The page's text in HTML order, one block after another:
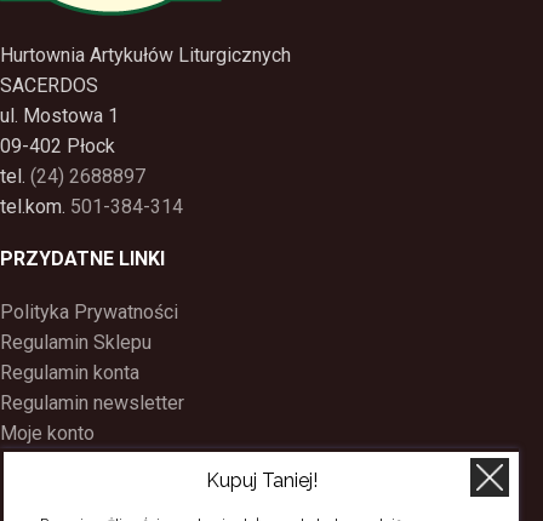
Hurtownia Artykułów Liturgicznych
SACERDOS
ul. Mostowa 1
09-402 Płock
tel. (24) 2688897
tel.kom. 501-384-314
PRZYDATNE LINKI
Polityka Prywatności
Regulamin Sklepu
Regulamin konta
Regulamin newsletter
Moje konto
Kupuj Taniej!